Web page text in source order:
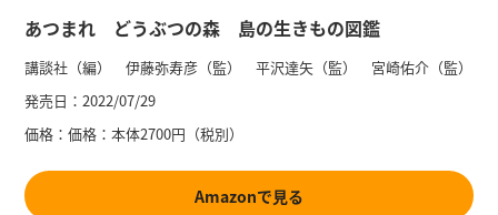
あつまれ どうぶつの森 島の生きもの図鑑
講談社（編） 伊藤弥寿彦（監） 平沢達矢（監） 宮崎佑介（監）
発売日：2022/07/29
価格：価格：本体2700円（税別）
Amazonで見る